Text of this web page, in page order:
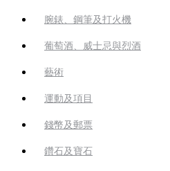
腕錶、鋼筆及打火機
葡萄酒、威士忌與烈酒
藝術
運動及項目
錢幣及郵票
鑽石及寶石